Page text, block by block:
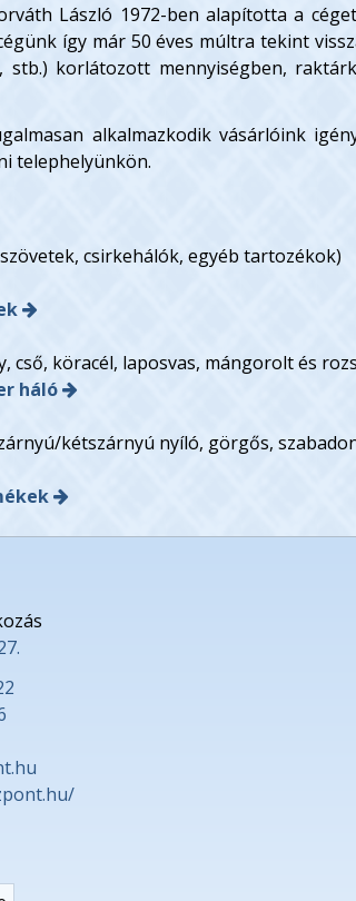
László 1972-ben alapította a
így már 50 éves múltra tekint
stb.) korlátozott mennyiségben,
alkalmazkodik vásárlóink
telephelyünkön.
csirkehálók, egyéb tartozékok)
cső, köracél, laposvas, mángorolt és
háló
kétszárnyú nyíló, görgős,